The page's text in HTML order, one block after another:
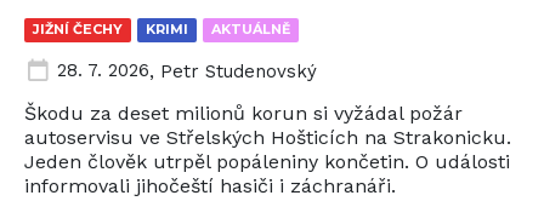
JIŽNÍ ČECHY KRIMI AKTUÁLNĚ
28. 7. 2026, Petr Studenovský
Škodu za deset milionů korun si vyžádal požár
autoservisu ve Střelských Hošticích na Strakonicku.
Jeden člověk utrpěl popáleniny končetin. O události
informovali jihočeští hasiči i záchranáři.